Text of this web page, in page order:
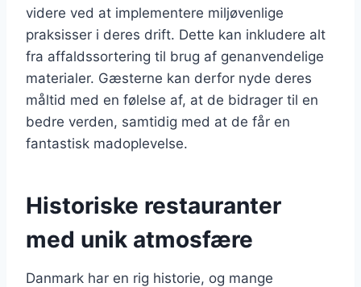
videre ved at implementere miljøvenlige
praksisser i deres drift. Dette kan inkludere alt
fra affaldssortering til brug af genanvendelige
materialer. Gæsterne kan derfor nyde deres
måltid med en følelse af, at de bidrager til en
bedre verden, samtidig med at de får en
fantastisk madoplevelse.
Historiske restauranter
med unik atmosfære
Danmark har en rig historie, og mange